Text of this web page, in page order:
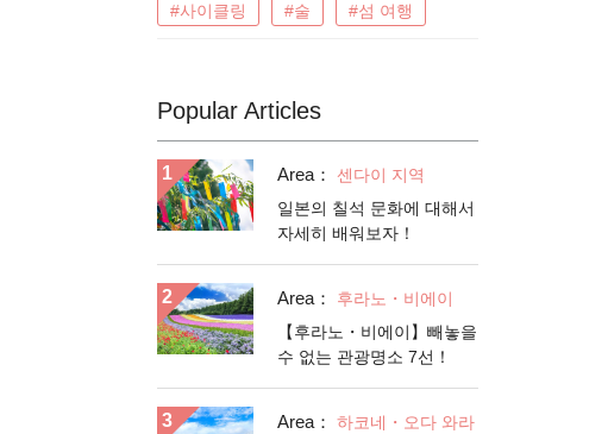
#사이클링 #술 #섬 여행
Popular Articles
Area：
센다이 지역
일본의 칠석 문화에 대해서
자세히 배워보자！
Area：
후라노・비에이
【후라노・비에이】빼놓을
수 없는 관광명소 7선！
Area：
하코네・오다 와라